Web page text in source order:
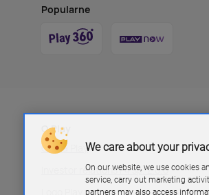
Popularne
O Play
Grupa Play
Investor relations P4 sp. z.o.o
We care about your
On our website, we use cookies
service, carry out marketing
partners may also access